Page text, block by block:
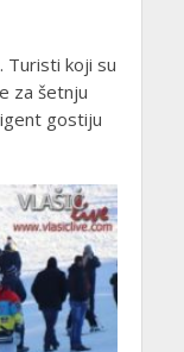
Turisti koji su
za šetnju
gostiju